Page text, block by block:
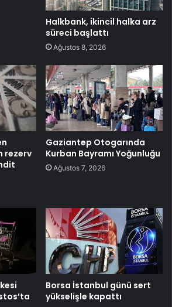
Halkbank, ikincil halka arz
süreci başlattı
Ağustos 8, 2026
rezerv
Gaziantep Otogarında
Kurban Bayramı Yoğunluğu
Ağustos 7, 2026
Borsa İstanbul günü sert
yükselişle kapattı